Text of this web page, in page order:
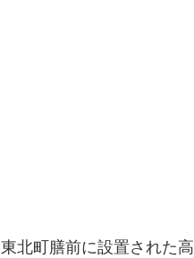
北町膳前に設置された